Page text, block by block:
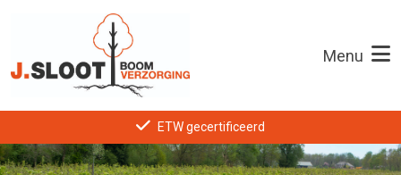
Menu
ETW gecertificeerd